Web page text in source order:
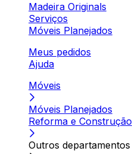
Madeira Originals
Serviços
Móveis Planejados
Meus pedidos
Ajuda
Móveis
Móveis Planejados
Reforma e Construção
Outros departamentos